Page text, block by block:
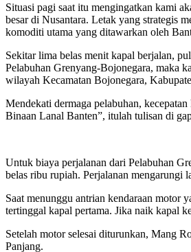
Situasi pagi saat itu mengingatkan kami
besar di Nusantara. Letak yang strategis
komoditi utama yang ditawarkan oleh
Sekitar lima belas menit kapal berjalan,
Pelabuhan Grenyang-Bojonegara, maka
wilayah Kecamatan Bojonegara,
Mendekati dermaga pelabuhan,
Binaan Lanal Banten”, itulah tulisan di
Untuk biaya perjalanan dari Pelabuhan
belas ribu rupiah. Perjalanan mengarungi
Saat menunggu antrian kendaraan
tertinggal kapal pertama. Jika naik kapal
Setelah motor selesai diturunkan, Mang
Panjang.